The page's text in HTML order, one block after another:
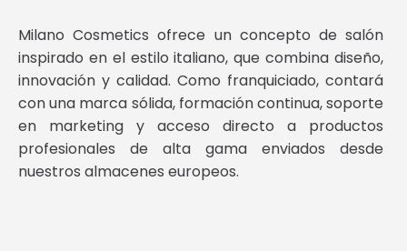
Milano Cosmetics ofrece un concepto de salón
inspirado en el estilo italiano, que combina diseño,
innovación y calidad. Como franquiciado, contará
con una marca sólida, formación continua, soporte
en marketing y acceso directo a productos
profesionales de alta gama enviados desde
nuestros almacenes europeos.